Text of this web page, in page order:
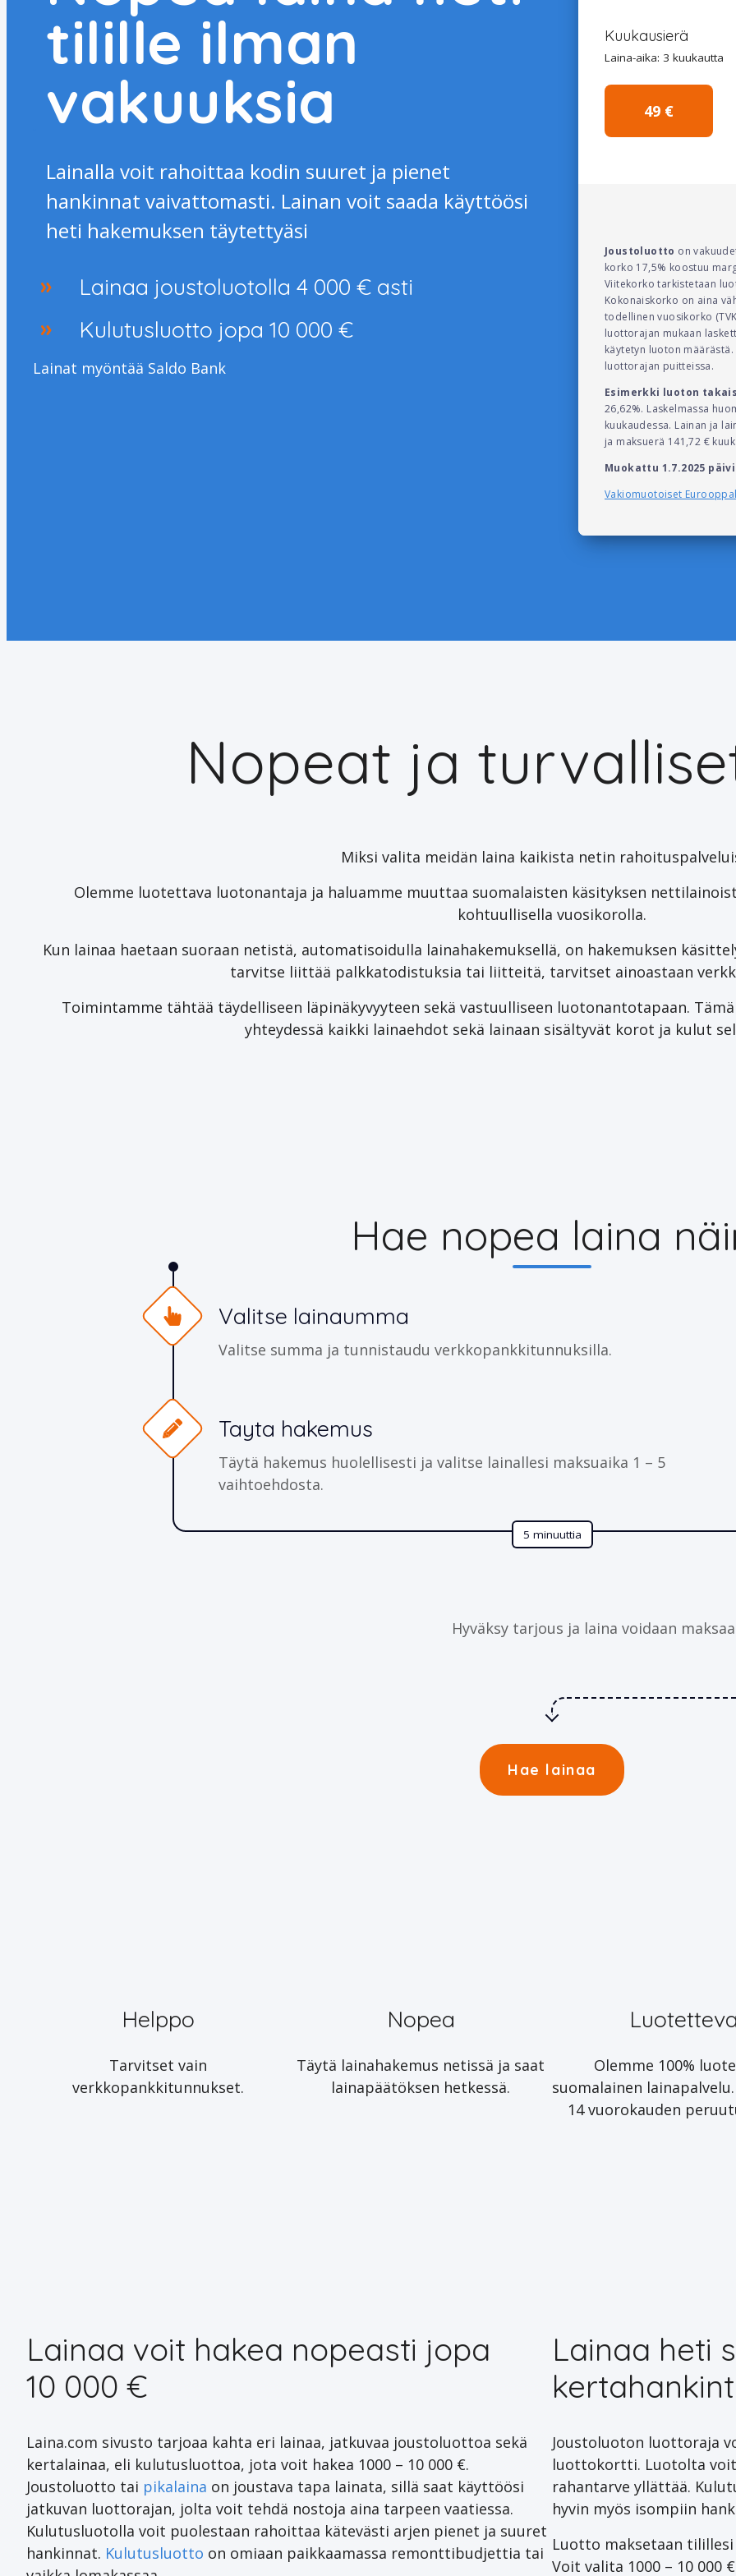
Kuukausierä
Laina-aika: 3 kuukautta
49 €
Joustoluotto on
korko 17,5% koostuu
Viitekorko tarkistetaan
Kokonaiskorko on aina
todellinen vuosikorko
luottorajan mukaan
käytetyn luoton
luottorajan puitteissa.
Esimerkki luoton
26,62%. Laskelmassa
kuukaudessa. Lainan ja
ja maksuerä 141,72 €
Muokattu 1.7.2025
Vakiomuotoiset
tilille ilman
vakuuksia
Lainalla voit rahoittaa kodin suuret ja pienet
hankinnat vaivattomasti. Lainan voit saada käyttöösi
heti hakemuksen täytettyäsi
Lainaa joustoluotolla 4 000 € asti
Kulutusluotto jopa 10 000 €
Lainat myöntää Saldo Bank
Nopeat ja
Miksi valita meidän laina kaikista netin
Olemme luotettava luotonantaja ja haluamme muuttaa suomalaisten käsityksen
kohtuullisella vuosikorolla.
Kun lainaa haetaan suoraan netistä, automatisoidulla lainahakemuksellä, on hakemuksen
tarvitse liittää palkkatodistuksia tai liitteitä, tarvitset ainoastaan
Toimintamme tähtää täydelliseen läpinäkyvyyteen sekä vastuulliseen luotonantotapaan.
yhteydessä kaikki lainaehdot sekä lainaan sisältyvät korot ja kulut
Hae nopea laina
Valitse lainaumma
Valitse summa ja tunnistaudu verkkopankkitunnuksilla.
Tayta hakemus
Täytä hakemus huolellisesti ja valitse lainallesi maksuaika 1 – 5
vaihtoehdosta.
5 minuuttia
Hyväksy tarjous ja laina voidaan
Hae lainaa
Helppo
Tarvitset vain
verkkopankkitunnukset.
Nopea
Täytä lainahakemus netissä ja saat
lainapäätöksen hetkessä.
Olemme 100%
suomalainen
14 vuorokauden
Lainaa voit hakea nopeasti jopa
10 000 €
Laina.com sivusto tarjoaa kahta eri lainaa, jatkuvaa joustoluottoa sekä
kertalainaa, eli kulutusluottoa, jota voit hakea 1000 – 10 000 €.
Joustoluotto tai pikalaina on joustava tapa lainata, sillä saat käyttöösi
jatkuvan luottorajan, jolta voit tehdä nostoja aina tarpeen vaatiessa.
Kulutusluotolla voit puolestaan rahoittaa kätevästi arjen pienet ja suuret
hankinnat. Kulutusluotto on omiaan paikkaamassa remonttibudjettia tai
Lainaa heti
Joustoluoton luottoraja
luottokortti. Luotolta
rahantarve yllättää.
hyvin myös isompiin
Luotto maksetaan tilillesi
Voit valita 1000 – 10 000